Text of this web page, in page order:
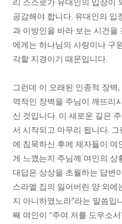
리 스스로가 유대인의 입장이
공감해야 합니다. 유대인의 입
과 이방인을 바라 보는 시건을
에게는 하나님의 사랑이나 구
각할 지경이기 때문입니다.
그런데 이 오래된 인종적 장벽,
역적인 장벽을 주님이 깨뜨리
신 것입니다. 이 새로운 길은
서 시작되고 마무리 됩니다.
에 침묵하신 후에 제자들이 여
게 느꼈는지 주님께 여인의 상
대답은 상상을 초월하는 답변
스라엘 집의 잃어버린 양 외에
지 아니하였노라”라는 말씀입
째 여인이 “주여 저를 도우소